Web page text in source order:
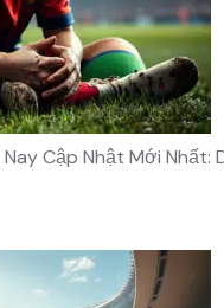
Nay Cập Nhật Mới Nhất: